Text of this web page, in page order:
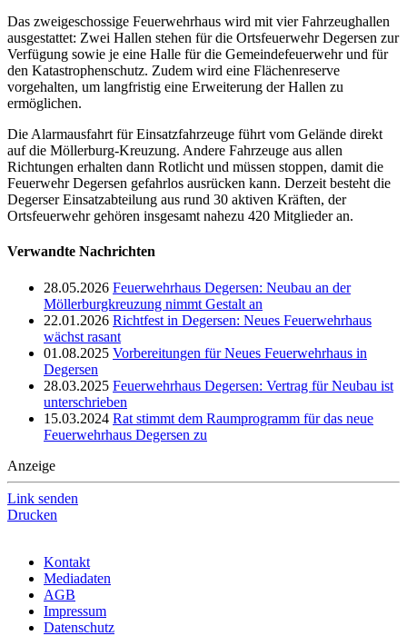
Das zweigeschossige Feuerwehrhaus wird mit vier Fahrzeughallen
ausgestattet: Zwei Hallen stehen für die Ortsfeuerwehr Degersen zur
Verfügung sowie je eine Halle für die Gemeindefeuerwehr und für
den Katastrophenschutz. Zudem wird eine Flächenreserve
vorgehalten, um langfristig eine Erweiterung der Hallen zu
ermöglichen.
Die Alarmausfahrt für Einsatzfahrzeuge führt vom Gelände direkt
auf die Möllerburg-Kreuzung. Andere Fahrzeuge aus allen
Richtungen erhalten dann Rotlicht und müssen stoppen, damit die
Feuerwehr Degersen gefahrlos ausrücken kann. Derzeit besteht die
Degerser Einsatzabteilung aus rund 30 aktiven Kräften, der
Ortsfeuerwehr gehören insgesamt nahezu 420 Mitglieder an.
Verwandte Nachrichten
28.05.2026 Feuerwehrhaus Degersen: Neubau an der
Möllerburgkreuzung nimmt Gestalt an
22.01.2026 Richtfest in Degersen: Neues Feuerwehrhaus
wächst rasant
01.08.2025 Vorbereitungen für Neues Feuerwehrhaus in
Degersen
28.03.2025 Feuerwehrhaus Degersen: Vertrag für Neubau ist
unterschrieben
15.03.2024 Rat stimmt dem Raumprogramm für das neue
Feuerwehrhaus Degersen zu
Anzeige
Link senden
Drucken
Kontakt
Mediadaten
AGB
Impressum
Datenschutz